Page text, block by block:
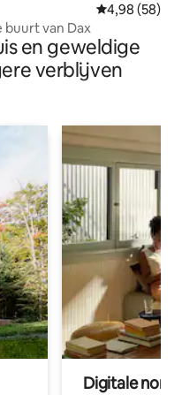
Gemiddelde
4,98 (58)
voor overgang in de buurt van Dax
en geweldige
verblijven
Digitale